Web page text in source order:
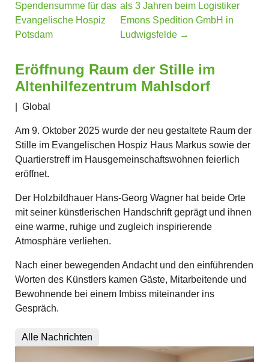
Spendensumme für das
Evangelische Hospiz
Potsdam
als 3 Jahren beim Logistiker
Emons Spedition GmbH in
Ludwigsfelde →
Eröffnung Raum der Stille im
Altenhilfezentrum Mahlsdorf
Global
Am 9. Oktober 2025 wurde der neu gestaltete Raum der
Stille im Evangelischen Hospiz Haus Markus sowie der
Quartierstreff im Hausgemeinschaftswohnen feierlich
eröffnet.
Der Holzbildhauer Hans-Georg Wagner hat beide Orte
mit seiner künstlerischen Handschrift geprägt und ihnen
eine warme, ruhige und zugleich inspirierende
Atmosphäre verliehen.
Nach einer bewegenden Andacht und den einführenden
Worten des Künstlers kamen Gäste, Mitarbeitende und
Bewohnende bei einem Imbiss miteinander ins
Gespräch.
Alle Nachrichten